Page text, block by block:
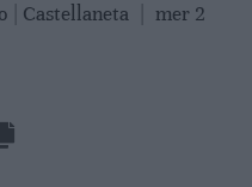
| Castellaneta mer 2